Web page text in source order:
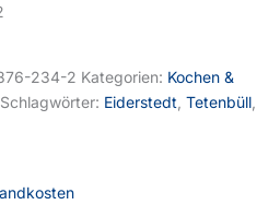
234-2 Kategorien: Kochen &
Schlagwörter: Eiderstedt Tetenbüll